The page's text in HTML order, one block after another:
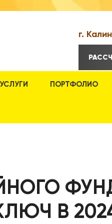
г.
УСЛУГИ ПОРТФОЛИО
В